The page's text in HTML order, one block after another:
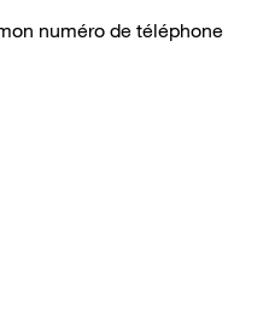
numéro de téléphone